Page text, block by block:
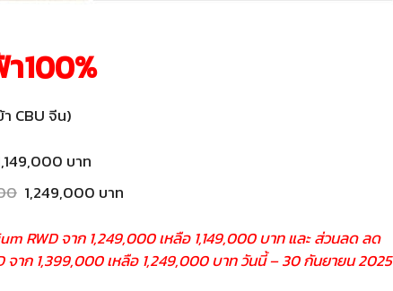
100%
CBU จีน)
บาท
1,249,000 บาท
RWD จาก 1,249,000 เหลือ 1,149,000 บาท และ ส่วนลด ลด
จาก 1,399,000 เหลือ 1,249,000 บาท วันนี้ – 30 กันยายน 2025